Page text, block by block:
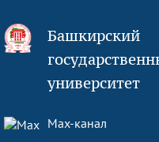
Башкирский
университет
Max-канал